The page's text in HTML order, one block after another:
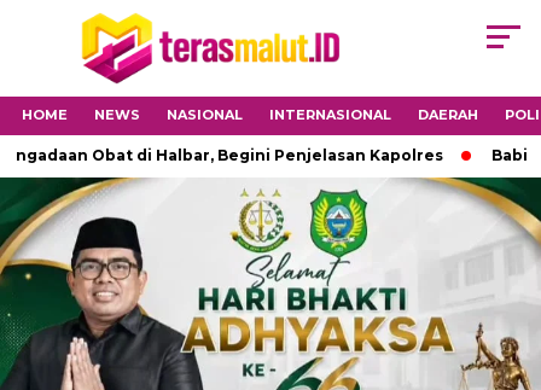
HOME NEWS NASIONAL INTERNASIONAL DAERAH
Obat di Halbar, Begini Penjelasan Kapolres Babinsa